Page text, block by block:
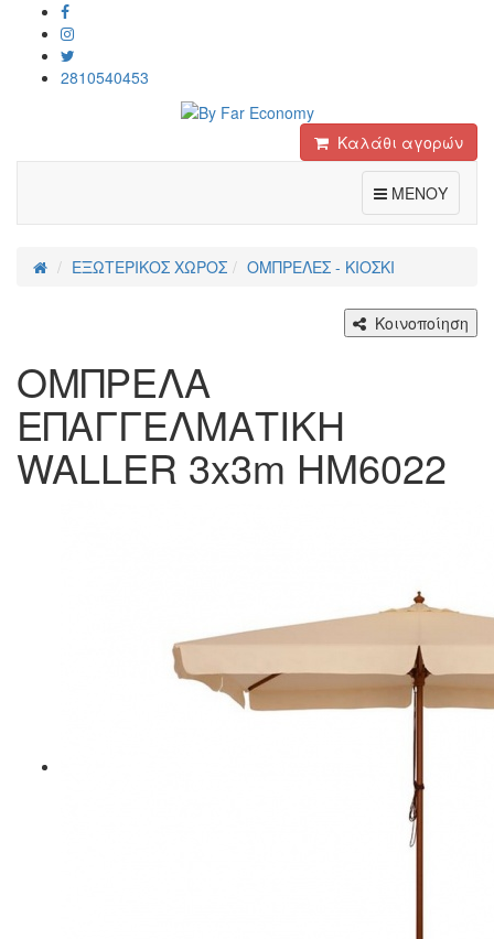
2810540453
Καλάθι αγορών
ΜΕΝΟΥ
ΕΞΩΤΕΡΙΚΟΣ ΧΩΡΟΣ ΟΜΠΡΕΛΕΣ - ΚΙΟΣΚΙ
Κοινοποίηση
ΟΜΠΡΕΛΑ
ΕΠΑΓΓΕΛΜΑΤΙΚΗ
WALLER 3x3m HM6022